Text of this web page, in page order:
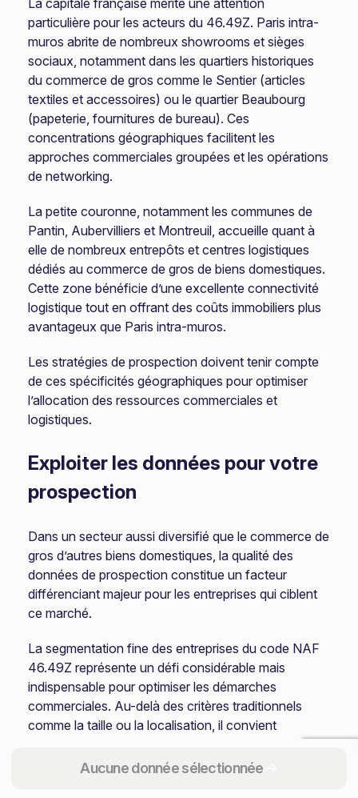
Aucune donnée sélectionnée
La capitale française mérite une attention
particulière pour les acteurs du 46.49Z. Paris intra-
muros abrite de nombreux showrooms et sièges
sociaux, notamment dans les quartiers historiques
du commerce de gros comme le Sentier (articles
textiles et accessoires) ou le quartier Beaubourg
(papeterie, fournitures de bureau). Ces
concentrations géographiques facilitent les
approches commerciales groupées et les opérations
de networking.
La petite couronne, notamment les communes de
Pantin, Aubervilliers et Montreuil, accueille quant à
elle de nombreux entrepôts et centres logistiques
dédiés au commerce de gros de biens domestiques.
Cette zone bénéficie d’une excellente connectivité
logistique tout en offrant des coûts immobiliers plus
avantageux que Paris intra-muros.
Les stratégies de prospection doivent tenir compte
de ces spécificités géographiques pour optimiser
l’allocation des ressources commerciales et
logistiques.
Exploiter les données pour votre
prospection
Dans un secteur aussi diversifié que le commerce de
gros d’autres biens domestiques, la qualité des
données de prospection constitue un facteur
différenciant majeur pour les entreprises qui ciblent
ce marché.
La segmentation fine des entreprises du code NAF
46.49Z représente un défi considérable mais
indispensable pour optimiser les démarches
commerciales. Au-delà des critères traditionnels
comme la taille ou la localisation, il convient
spécialité produit, le positionnement de gamme ou